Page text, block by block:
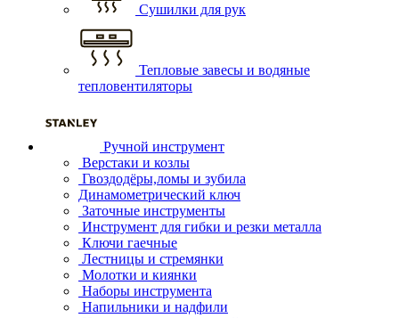
Сушилки для рук
Тепловые завесы и водяные
тепловентиляторы
Ручной инструмент
Верстаки и козлы
Гвоздодёры,ломы и зубила
Динамометрический ключ
Заточные инструменты
Инструмент для гибки и резки металла
Ключи гаечные
Лестницы и стремянки
Молотки и киянки
Наборы инструмента
Напильники и надфили